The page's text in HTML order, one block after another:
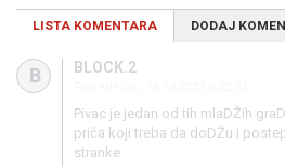
LISTA KOMENTARA DODAJ
B BLOCK.2
Pivac je jedan od tih mlaDŽih
priča koji treba da doDŽu i
stranke